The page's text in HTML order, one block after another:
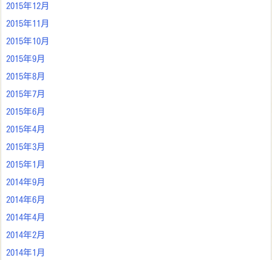
2015年12月
2015年11月
2015年10月
2015年9月
2015年8月
2015年7月
2015年6月
2015年4月
2015年3月
2015年1月
2014年9月
2014年6月
2014年4月
2014年2月
2014年1月